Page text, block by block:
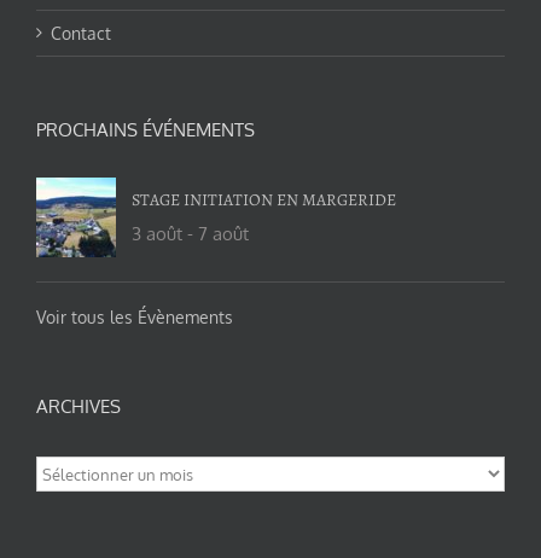
Contact
PROCHAINS ÉVÉNEMENTS
STAGE INITIATION EN MARGERIDE
3 août - 7 août
Voir tous les Évènements
ARCHIVES
Archives